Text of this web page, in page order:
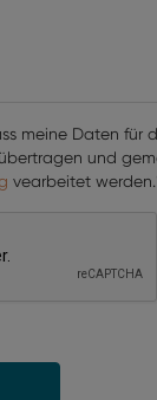
meine Daten für
und
vearbeitet